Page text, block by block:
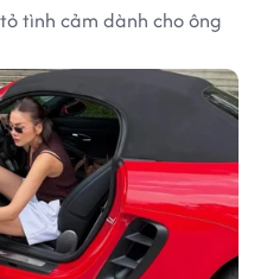
tình cảm dành cho ông